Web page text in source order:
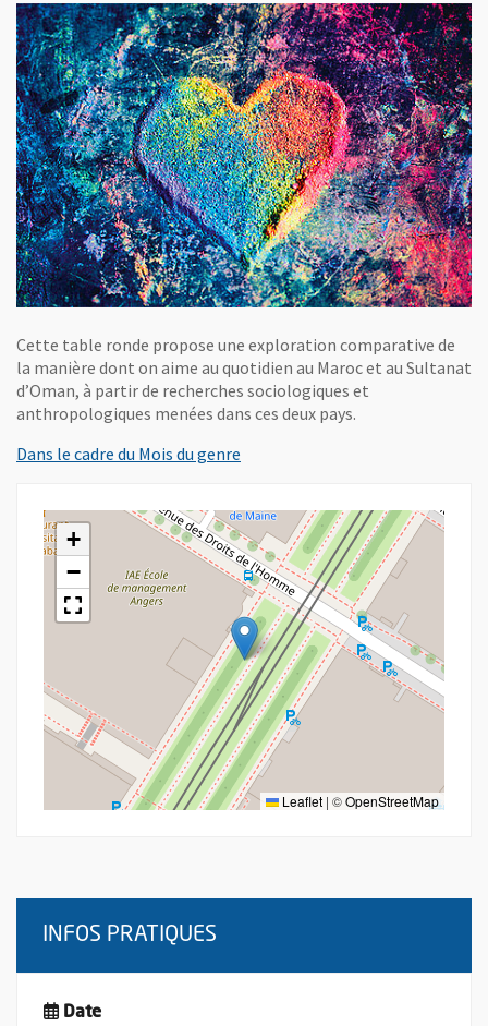
Cette table ronde propose une exploration comparative de
la manière dont on aime au quotidien au Maroc et au Sultanat
d’Oman, à partir de recherches sociologiques et
anthropologiques menées dans ces deux pays.
Dans le cadre du Mois du genre
+
−
Leaflet | ©OpenStreetMap
INFOS PRATIQUES
Date